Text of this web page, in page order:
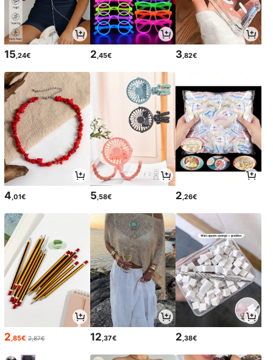
15 ,24€ 2 ,45€ 3 ,82€
4,01€ 5,58€ 2,26€
2,85€ 2,87€ 12,37€ 2,38€